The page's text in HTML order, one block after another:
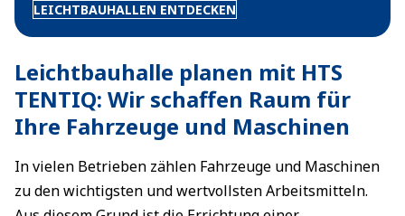
LEICHTBAUHALLEN ENTDECKEN
Leichtbauhalle planen mit HTS
TENTIQ: Wir schaffen Raum für
Ihre Fahrzeuge und Maschinen
In vielen Betrieben zählen Fahrzeuge und Maschinen
zu den wichtigsten und wertvollsten Arbeitsmitteln.